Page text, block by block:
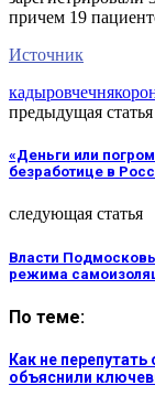
причем 19
Источник
кадыровчечня
предыдущая статья
«Деньги или
безработице в
следующая статья
Власти
режима
По теме:
Как не
объяснили